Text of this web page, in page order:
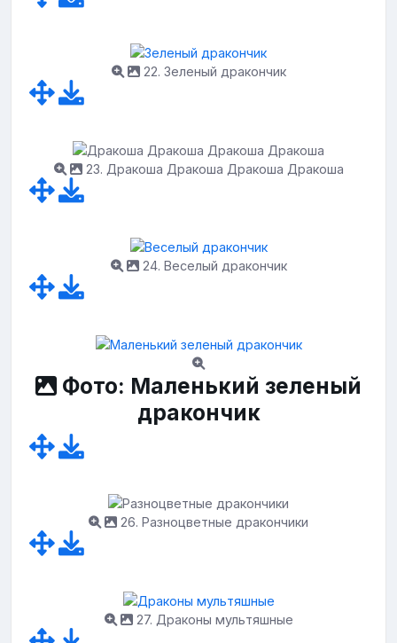
22. Зеленый дракончик
23. Дракоша Дракоша Дракоша Дракоша
24. Веселый дракончик
Фото: Маленький зеленый
дракончик
26. Разноцветные дракончики
27. Драконы мультяшные